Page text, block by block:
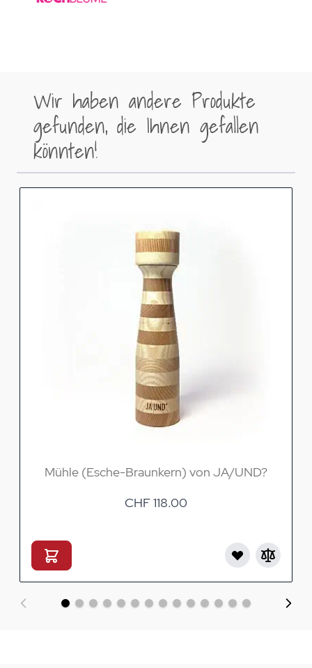
Wir haben andere Produkte
gefunden, die Ihnen gefallen
könnten!
Mühle (Esche-Braunkern) von JA/UND?
CHF 118.00